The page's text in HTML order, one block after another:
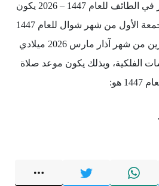
إن موعد صلاة عيد الفطر في الطائف للعام 1447 – 2026 يكون
بعد شروق شمس يوم الجمعة الأول من شهر شوال للعام 1447
هجريًا الموافق في العشرين من شهر آذار مارس 2026 ميلادي
الفلكية، وبذلك يكون موعد صلاة
هو: